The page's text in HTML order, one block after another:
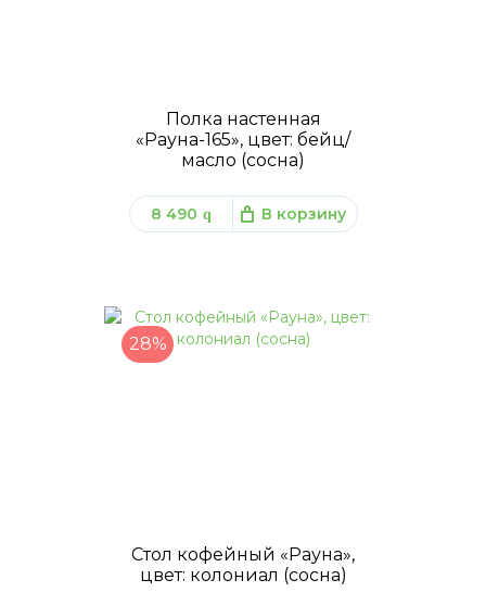
Полка настенная
«Рауна-165», цвет: бейц/
масло (сосна)
8 490 q В корзину
28%
Стол кофейный «Рауна»,
цвет: колониал (сосна)